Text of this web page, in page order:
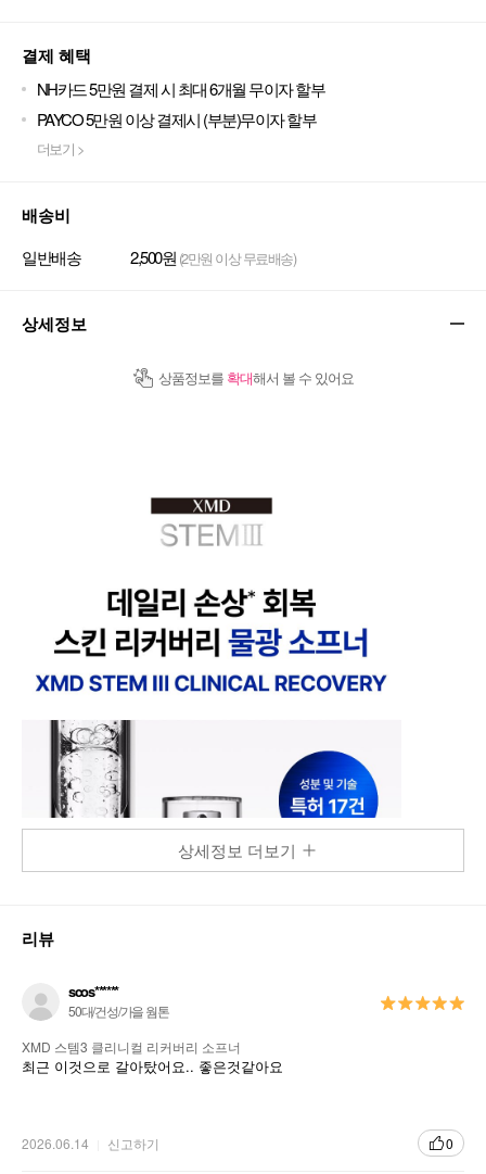
결제 혜택
NH카드 5만원 결제 시 최대 6개월 무이자 할부
PAYCO 5만원 이상 결제시 (부분)무이자 할부
더보기 >
배송비
일반배송 2,500원 (2만원 이상 무료배송)
상세정보
상품정보를 확대해서 볼 수 있어요
상세정보 더보기
리뷰
scos******
50대/건성/가을 웜톤
XMD 스템3 클리니컬 리커버리 소프너
최근 이것으로 갈아탔어요.. 좋은것같아요
2026.06.14 신고하기 0